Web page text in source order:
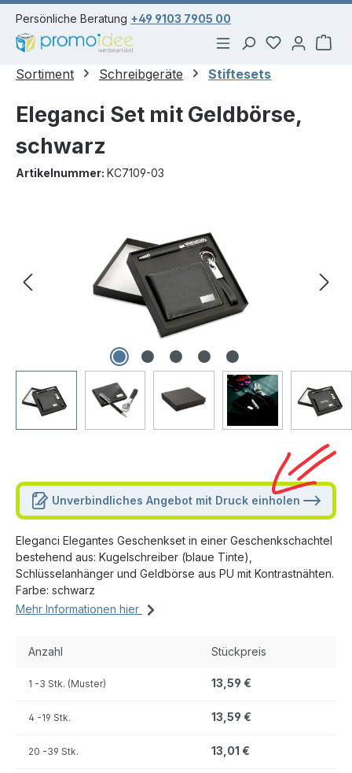
springen
Persönliche Beratung +49 9103 7905 00
Du hast 0
Sortiment Schreibgeräte Stiftesets
Eleganci Set mit Geldbörse,
schwarz
Artikelnummer: KC7109-03
Unverbindliches Angebot mit Druck einholen
Eleganci Elegantes Geschenkset in einer Geschenkschachtel
bestehend aus: Kugelschreiber (blaue Tinte),
Schlüsselanhänger und Geldbörse aus PU mit Kontrastnähten.
Farbe: schwarz
Mehr Informationen hier
Anzahl Stückpreis
1 -3 Stk. (Muster) 13,59 €
4 -19 Stk. 13,59 €
20 -39 Stk. 13,01 €